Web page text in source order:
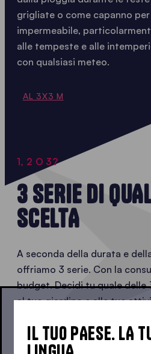
grigliate o come capanno
impermeabile,
alle tempeste e alle
con qualsiasi meteo.
AL 3X3 M
1, 2 O 3?
3 SERIE DI
SCELTA
A seconda della durata e
offriamo 3 serie. Con la
budget. Decidi tu quale delle
al tuo giardino e alle tue
CONFRONTA LE SERIE
IL TUO PAESE. LA